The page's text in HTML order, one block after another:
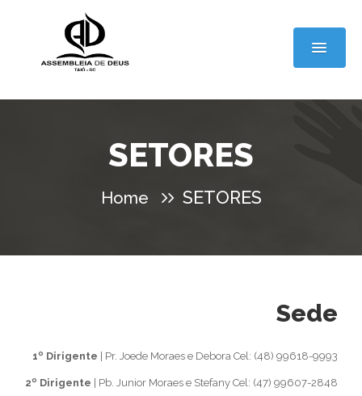
SETORES
Home SETORES
Sede
1º Dirigente | Pr. Joede Moraes e Debora Cel: (48) 99618-9993
2º Dirigente | Pb. Junior Moraes e Stefany Cel: (47) 99607-2848